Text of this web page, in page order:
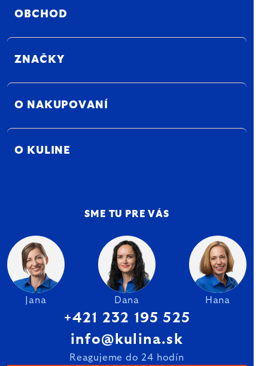
OBCHOD
ZNAČKY
O NAKUPOVANÍ
O KULINE
SME TU PRE VÁS
Jana Dana Hana
+421 232 195 525
info@kulina.sk
Reagujeme do 24 hodín